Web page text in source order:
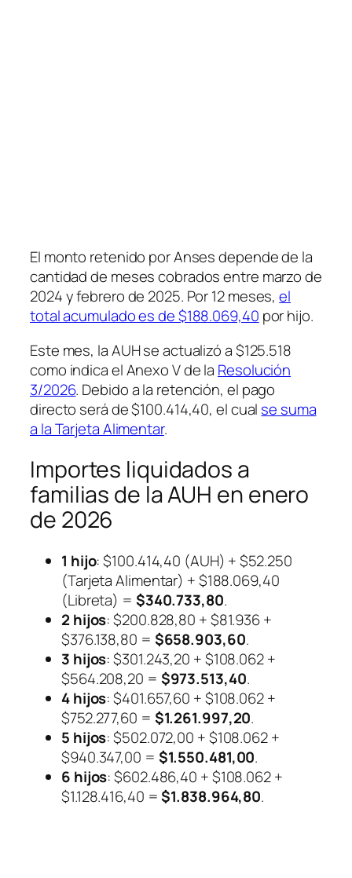
El monto retenido por Anses depende de la
cantidad de meses cobrados entre marzo de
2024 y febrero de 2025. Por 12 meses,el
total acumulado es de $188.069,40 por hijo.
Este mes, la AUH se actualizó a $125.518
como indica el Anexo V de la Resolución
3/2026. Debido a la retención, el pago
directo será de $100.414,40, el cual se suma
a la Tarjeta Alimentar.
Importes liquidados a
familias de la AUH en enero
de 2026
1 hijo: $100.414,40 (AUH) + $52.250
(Tarjeta Alimentar) + $188.069,40
(Libreta) = $340.733,80.
2 hijos: $200.828,80 + $81.936 +
$376.138,80 = $658.903,60.
3 hijos: $301.243,20 + $108.062 +
$564.208,20 = $973.513,40.
4 hijos: $401.657,60 + $108.062 +
$752.277,60 = $1.261.997,20.
5 hijos: $502.072,00 + $108.062 +
$940.347,00 = $1.550.481,00.
6 hijos: $602.486,40 + $108.062 +
$1.128.416,40 =$1.838.964,80.